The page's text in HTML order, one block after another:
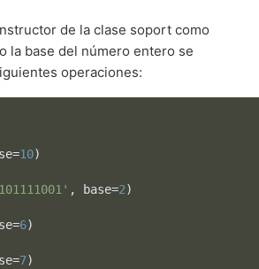
de la clase soport como
la base del número entero se
operaciones:
10
, base=2
6
7